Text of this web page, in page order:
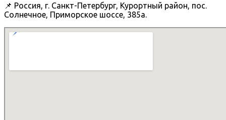
📌 Россия, г. Санкт-Петербург, Курортный район, пос.
Солнечное, Приморское шоссе, 385а.